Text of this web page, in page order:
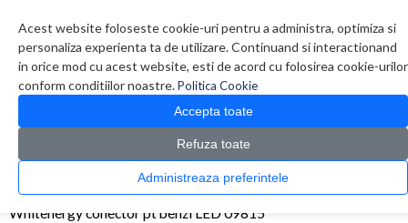
Acest website foloseste cookie-uri pentru a administra, optimiza si
personaliza experienta ta de utilizare. Continuand si interactionand
in orice mod cu acest website, esti de acord cu folosirea cookie-urilor
conform conditiilor noastre.Politica Cookie
Accepta toate
Refuza toate
Administreaza preferintele
0 produs(e)
CATALOG PRODUSE
Iluminare > Whitenergy conector pt benzi LED 09815
Whitenergy conector pt benzi LED 09815